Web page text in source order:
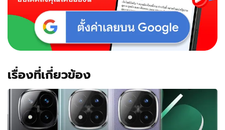
เรื่องที่เกี่ยวข้อง